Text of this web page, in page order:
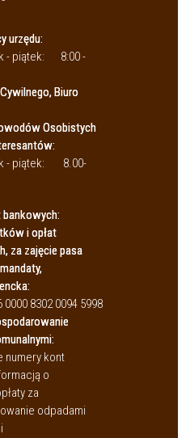
urzędu:
- piątek:
8:00 -
Biuro
Osobistych
- piątek:
8.00-
bankowych:
i opłat
za zajęcie pasa
0000 8302 0094 5998
numery kont
o
za
odpadami